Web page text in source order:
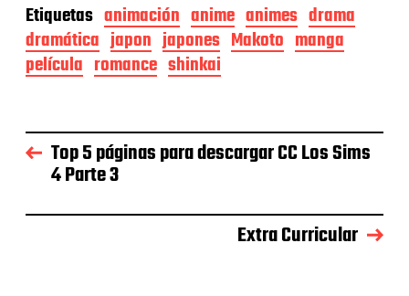
Etiquetas animación anime animes drama
dramática japon japones Makoto manga
película romance shinkai
Top 5 páginas para descargar CC Los Sims
4 Parte 3
Extra Curricular